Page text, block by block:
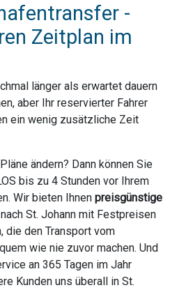
-
Zeitplan im
länger als erwartet dauern
aber Ihr reservierter Fahrer
ein wenig zusätzliche Zeit
ändern? Dann können Sie
bis zu 4 Stunden vor Ihrem
Wir bieten Ihnen preisgünstige
St. Johann mit Festpreisen
die den Transport vom
wie nie zuvor machen. Und
an 365 Tagen im Jahr
Kunden uns überall in St.